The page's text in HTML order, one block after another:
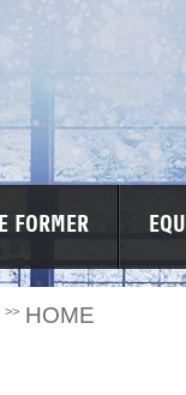
FORMER
VIOLENCES
>> HOME